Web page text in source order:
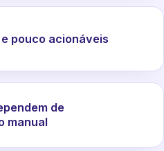
pouco acionáveis
de
manual